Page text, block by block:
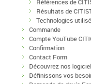
Résultats de
Technologies
Commande
Compte YouTube
Confirmation
Contact Form
Découvrez nos
Définissons vos